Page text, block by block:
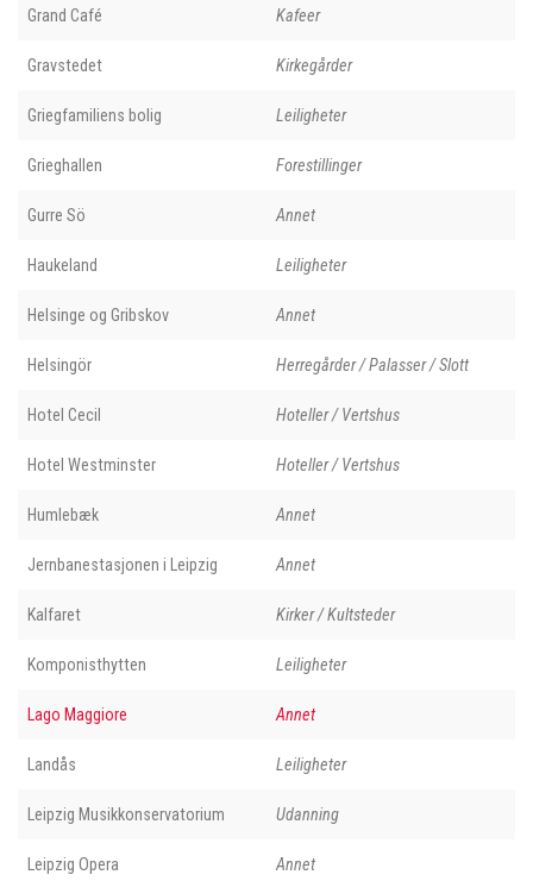
Grand Café Kafeer
Gravstedet Kirkegårder
Griegfamiliens bolig Leiligheter
Grieghallen Forestillinger
Gurre Sö Annet
Haukeland Leiligheter
Helsinge og Gribskov Annet
Helsingör Herregårder / Palasser / Slott
Hotel Cecil Hoteller / Vertshus
Hotel Westminster Hoteller / Vertshus
Humlebæk Annet
Jernbanestasjonen i Leipzig Annet
Kalfaret Kirker / Kultsteder
Komponisthytten Leiligheter
Lago Maggiore Annet
Landås Leiligheter
Leipzig Musikkonservatorium Udanning
Leipzig Opera Annet